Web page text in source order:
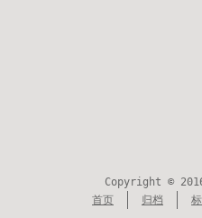
Copyright ©
首页
归档